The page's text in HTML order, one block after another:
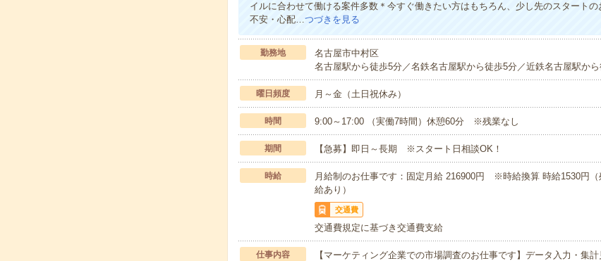
イルに合わせて働ける案件多数＊今すぐ働きたい方はもちろん、少し先のスタート
不安・心配…つづきを見る
勤務地
名古屋市中村区
名古屋駅から徒歩5分／名鉄名古屋駅から徒歩5分／近鉄名古屋駅か
曜日頻度 月～金（土日祝休み）
時間 9:00～17:00 （実働7時間）休憩60分 ※残業なし
期間 【急募】即日～長期 ※スタート日相談OK！
時給
月給制のお仕事です：固定月給 216900円 ※時給換算 時給1530円（
給あり）
交通費
交通費規定に基づき交通費支給
仕事内容
【マーケティング企業での市場調査のお仕事です】データ入力・集